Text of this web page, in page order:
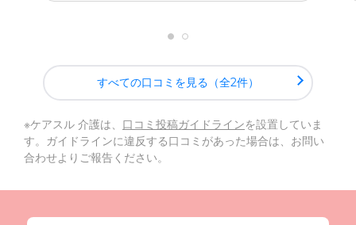
すべての口コミを見る（全2件）
※ケアスル 介護は、 口コミ投稿ガイドラインを設置していま
す。ガイドラインに違反する口コミがあった場合は、お問い
合わせよりご報告ください。